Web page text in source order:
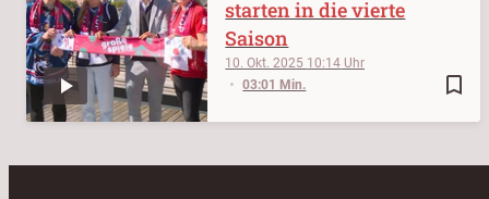
bookmark_border
10. Okt. 2025 10:14
03:01 Min.
starten in die vierte
Saison